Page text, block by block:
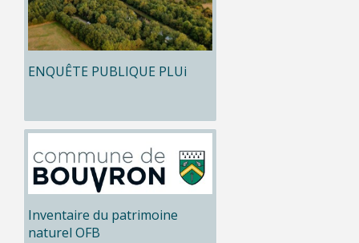
ENQUÊTE PUBLIQUE PLUi
Inventaire du patrimoine
naturel OFB